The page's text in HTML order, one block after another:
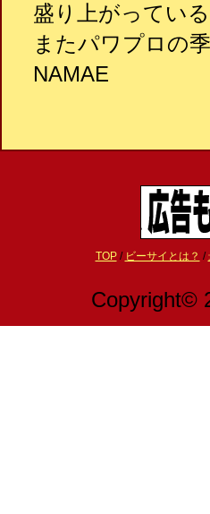
盛り上がってい
またパワプロの
NAMAE
TOP/ ビーサイとは？ /
Copyright©